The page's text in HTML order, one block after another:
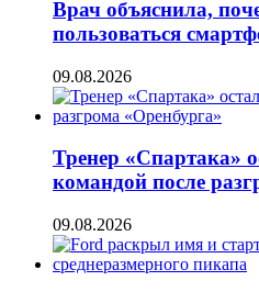
Врач объяснила,
пользоваться
09.08.2026
Тренер «Спартака»
командой после
09.08.2026